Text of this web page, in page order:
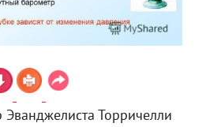
Торричелли